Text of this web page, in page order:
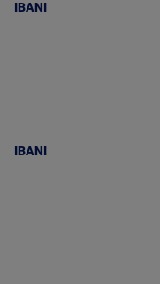
IBANI
IBANI